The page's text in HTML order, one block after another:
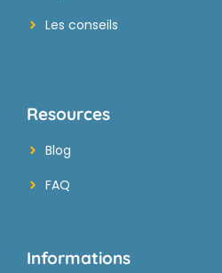
Les conseils
Resources
Blog
FAQ
Informations